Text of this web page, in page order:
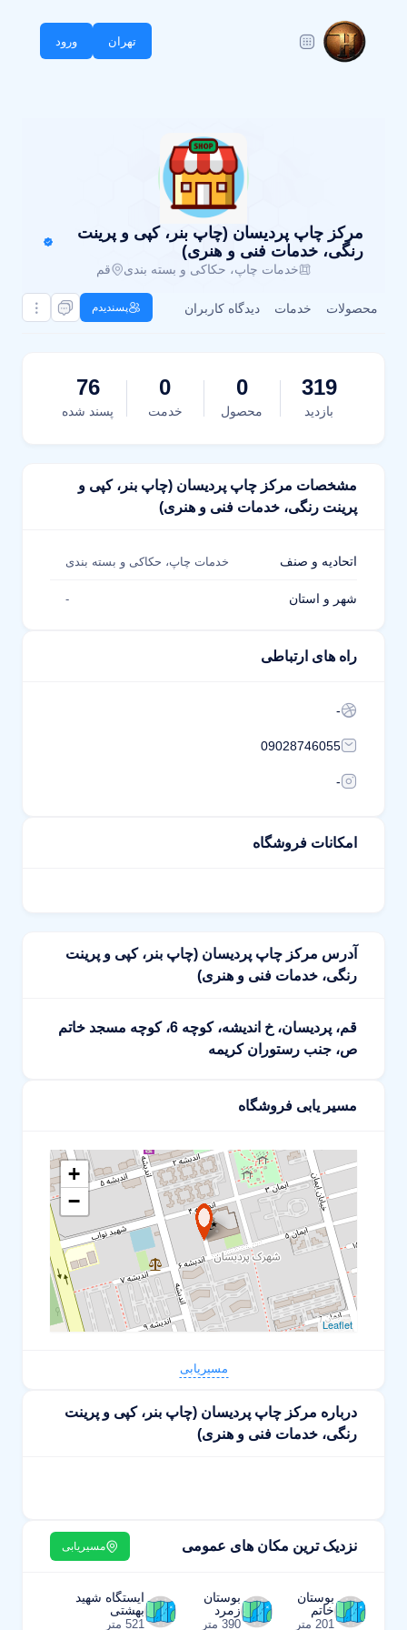
تهران ورود
مرکز چاپ پردیسان (چاپ بنر، کپی و پرینت
رنگی، خدمات فنی و هنری)
خدمات چاپ، حکاکی و بسته بندی قم
محصولات خدمات دیدگاه کاربران پسندیدم
319
بازدید
0
محصول
0
خدمت
76
پسند شده
مشخصات مرکز چاپ پردیسان (چاپ بنر، کپی و
پرینت رنگی، خدمات فنی و هنری)
اتحادیه و صنف خدمات چاپ، حکاکی و بسته بندی
شهر و استان -
راه های ارتباطی
-
09028746055
-
امکانات فروشگاه
آدرس مرکز چاپ پردیسان (چاپ بنر، کپی و پرینت
رنگی، خدمات فنی و هنری)
قم، پردیسان، خ اندیشه، کوچه 6، کوچه مسجد خاتم
ص، جنب رستوران کریمه
مسیر یابی فروشگاه
+
−
Leaflet
مسیریابی
درباره مرکز چاپ پردیسان (چاپ بنر، کپی و پرینت
رنگی، خدمات فنی و هنری)
نزدیک ترین مکان های عمومی مسیریابی
بوستان
خاتم
201 متر
بوستان
زمرد
390 متر
ایستگاه شهید
بهشتی
521 متر